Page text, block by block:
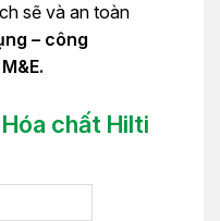
sẽ và an toàn
– công
chất Hilti